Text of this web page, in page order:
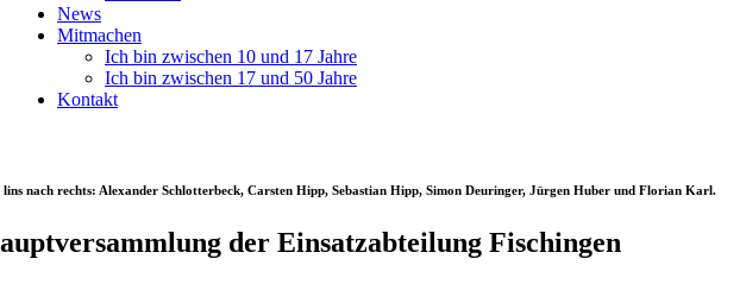
News
Mitmachen
Ich bin zwischen 10 und 17 Jahre
Ich bin zwischen 17 und 50 Jahre
Kontakt
lins nach rechts: Alexander Schlotterbeck, Carsten Hipp, Sebastian Hipp, Simon Deuringer, Jürgen Huber und Florian Karl.
der Einsatzabteilung Fischingen